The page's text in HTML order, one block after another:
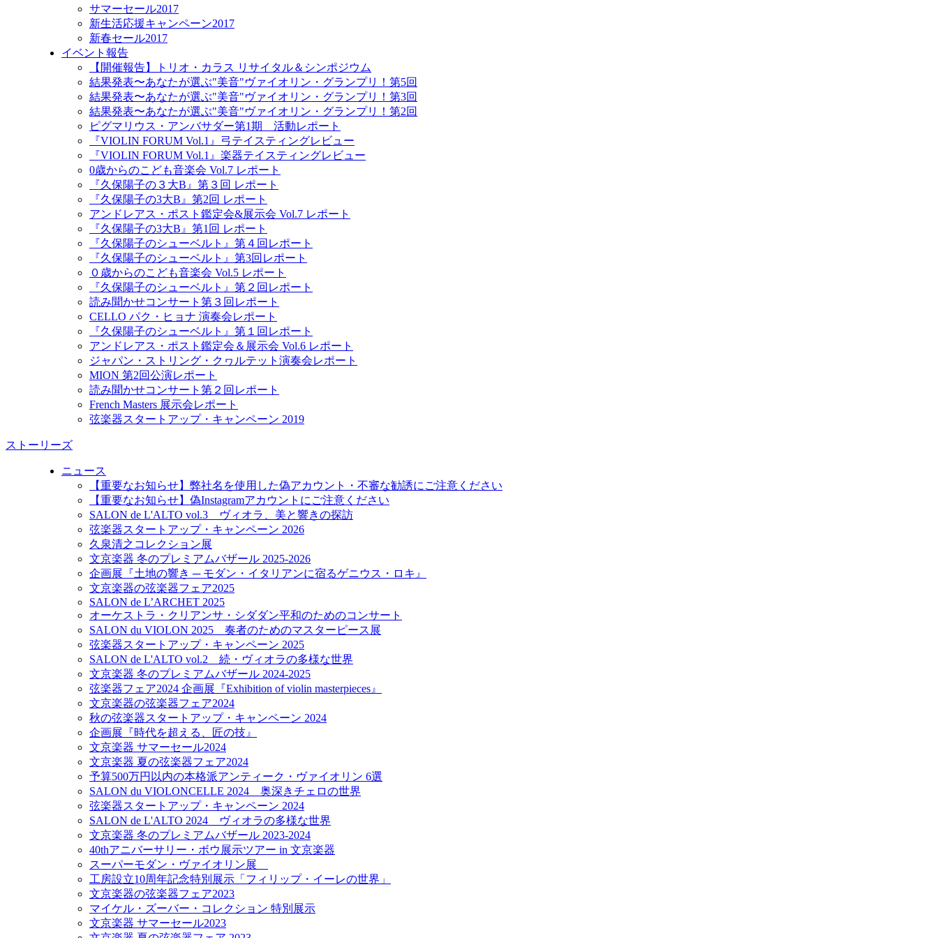
サマーセール2017
新生活応援キャンペーン2017
新春セール2017
イベント報告
【開催報告】トリオ・カラス リサイタル＆シンポジウム
結果発表〜あなたが選ぶ"美音"ヴァイオリン・グランプリ！第5回
結果発表〜あなたが選ぶ"美音"ヴァイオリン・グランプリ！第3回
結果発表〜あなたが選ぶ"美音"ヴァイオリン・グランプリ！第2回
ピグマリウス・アンバサダー第1期 活動レポート
『VIOLIN FORUM Vol.1』弓テイスティングレビュー
『VIOLIN FORUM Vol.1』楽器テイスティングレビュー
0歳からのこども音楽会 Vol.7 レポート
『久保陽子の３大B』第３回 レポート
『久保陽子の3大B』第2回 レポート
アンドレアス・ポスト鑑定会&展示会 Vol.7 レポート
『久保陽子の3大B』第1回 レポート
『久保陽子のシューベルト』第４回レポート
『久保陽子のシューベルト』第3回レポート
０歳からのこども音楽会 Vol.5 レポート
『久保陽子のシューベルト』第２回レポート
読み聞かせコンサート第３回レポート
CELLO パク・ヒョナ 演奏会レポート
『久保陽子のシューベルト』第１回レポート
アンドレアス・ポスト鑑定会＆展示会 Vol.6 レポート
ジャパン・ストリング・クヮルテット演奏会レポート
MION 第2回公演レポート
読み聞かせコンサート第２回レポート
French Masters 展示会レポート
弦楽器スタートアップ・キャンペーン 2019
ストーリーズ
ニュース
【重要なお知らせ】弊社名を使用した偽アカウント・不審な勧誘にご注意ください
【重要なお知らせ】偽Instagramアカウントにご注意ください
SALON de L'ALTO vol.3 ヴィオラ、美と響きの探訪
弦楽器スタートアップ・キャンペーン 2026
久泉清之コレクション展
文京楽器 冬のプレミアムバザール 2025-2026
企画展『土地の響き ─ モダン・イタリアンに宿るゲニウス・ロキ』
文京楽器の弦楽器フェア2025
SALON de L’ARCHET 2025
オーケストラ・クリアンサ・シダダン平和のためのコンサート
SALON du VIOLON 2025 奏者のためのマスターピース展
弦楽器スタートアップ・キャンペーン 2025
SALON de L'ALTO vol.2 続・ヴィオラの多様な世界
文京楽器 冬のプレミアムバザール 2024-2025
弦楽器フェア2024 企画展『Exhibition of violin masterpieces』
文京楽器の弦楽器フェア2024
秋の弦楽器スタートアップ・キャンペーン 2024
企画展『時代を超える、匠の技』
文京楽器 サマーセール2024
文京楽器 夏の弦楽器フェア2024
予算500万円以内の本格派アンティーク・ヴァイオリン 6選
SALON du VIOLONCELLE 2024 奥深きチェロの世界
弦楽器スタートアップ・キャンペーン 2024
SALON de L'ALTO 2024 ヴィオラの多様な世界
文京楽器 冬のプレミアムバザール 2023-2024
40thアニバーサリー・ボウ展示ツアー in 文京楽器
スーパーモダン・ヴァイオリン展
工房設立10周年記念特別展示「フィリップ・イーレの世界」
文京楽器の弦楽器フェア2023
マイケル・ズーバー・コレクション 特別展示
文京楽器 サマーセール2023